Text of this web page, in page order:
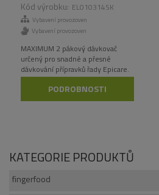
EL010314SK
Vybavení provozoven
Vybavení provozoven
MAXIMUM 2 pákový dávkovač
určený pro snadné a přesné
dávkování přípravků řady Epicare.
1,1 kg
PODROBNOSTI
KATEGORIE PRODUKTŮ
fingerfood